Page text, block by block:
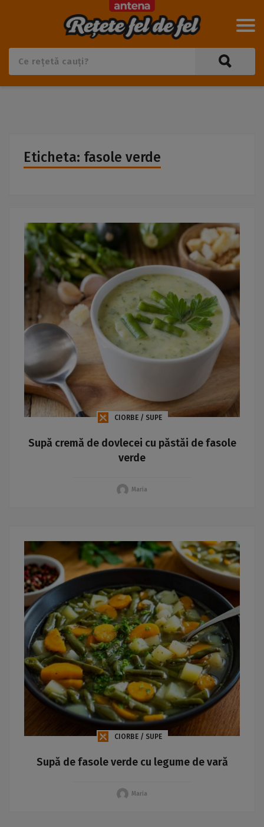
Eticheta: fasole verde
CIORBE / SUPE
Supă cremă de dovlecei cu păstăi de fasole
verde
Maria
CIORBE / SUPE
Supă de fasole verde cu legume de vară
Maria